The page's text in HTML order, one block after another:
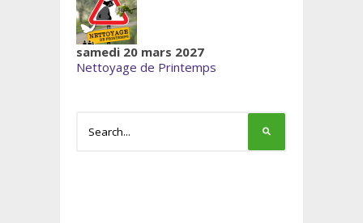
samedi 20 mars 2027
Nettoyage de Printemps